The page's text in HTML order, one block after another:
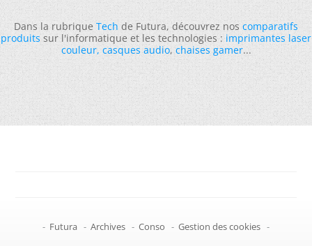
Dans la rubriqueTechde Futura, découvrez noscomparatifs
produitssur l'informatique et les technologies :imprimantes laser
couleur,casques audio,chaises gamer...
- Futura - Archives - Conso - Gestion des cookies -